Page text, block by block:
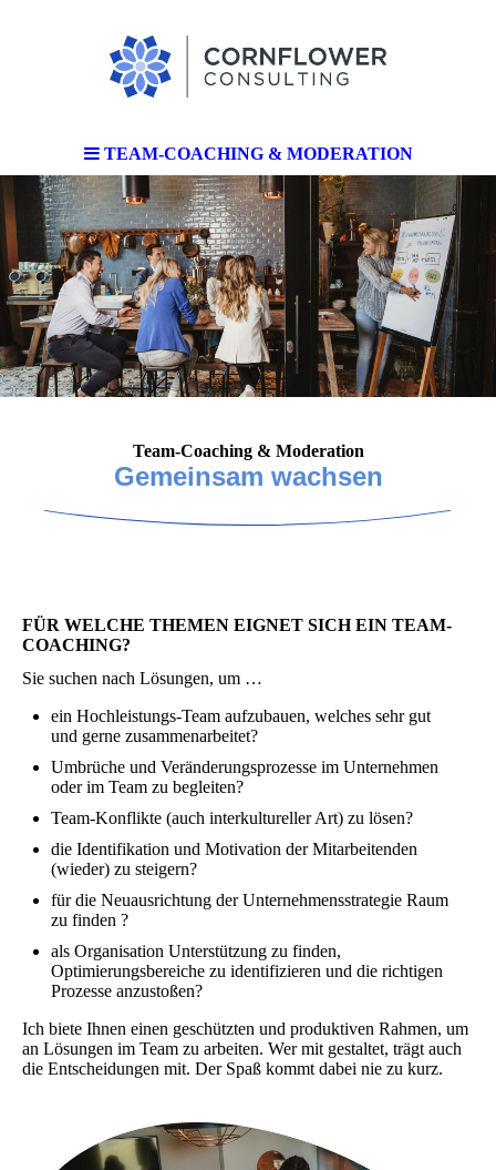
TEAM-COACHING & MODERATION
Team-Coaching & Moderation
Gemeinsam wachsen
FÜR WELCHE THEMEN EIGNET SICH EIN TEAM-
COACHING?
Sie suchen nach Lösungen, um …
ein Hochleistungs-Team aufzubauen, welches sehr gut
und gerne zusammenarbeitet?
Umbrüche und Veränderungsprozesse im Unternehmen
oder im Team zu begleiten?
Team-Konflikte (auch interkultureller Art) zu lösen?
die Identifikation und Motivation der Mitarbeitenden
(wieder) zu steigern?
für die Neuausrichtung der Unternehmensstrategie Raum
zu finden ?
als Organisation Unterstützung zu finden,
Optimierungsbereiche zu identifizieren und die richtigen
Prozesse anzustoßen?
Ich biete Ihnen einen geschützten und produktiven Rahmen, um
an ­Lösungen im Team zu arbeiten. Wer mit gestaltet, trägt auch
die Ent­scheidungen mit. Der Spaß kommt dabei nie zu kurz.